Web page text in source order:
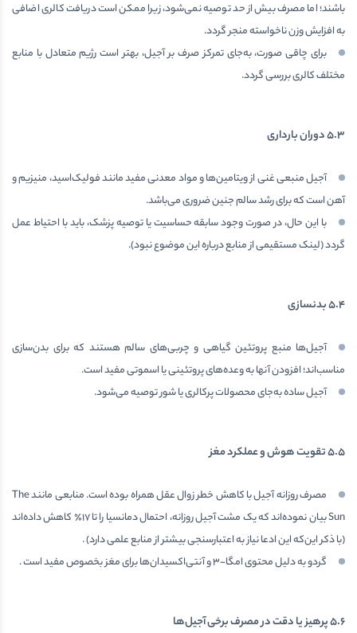
باشند؛ اما مصرف بیش از حد توصیه نمی‌شود، زیرا ممکن است دریافت کالری اضافی
به افزایش وزن ناخواسته منجر گردد.
برای چاقی صورت، به‌جای تمرکز صرف بر آجیل، بهتر است رژیم متعادل با منابع
مختلف کالری بررسی گردد.
۵.۳دوران بارداری
آجیل منبعی غنی از ویتامین‌ها و مواد معدنی مفید مانند فولیک‌اسید، منیزیم و
آهن است که برای رشد سالم جنین ضروری می‌باشد.
با این حال، در صورت وجود سابقه حساسیت یا توصیه پزشک، باید با احتیاط عمل
گردد (لینک مستقیمی از منابع درباره این موضوع نبود).
۵.۴بدنسازی
آجیل‌ها منبع پروتئین گیاهی و چربی‌های سالم هستند که برای بدن‌سازی
مناسب‌اند؛ افزودن آنها به وعده‌های پروتئینی یا اسموتی مفید است.
آجیل ساده به‌جای محصولات پرکالری یا شور توصیه می‌شود.
۵.۵تقویت هوش و عملکرد مغز
مصرف روزانه آجیل با کاهش خطر زوال عقل همراه بوده است. منابعی مانند The
Sun بیان نموده‌اند که یک مشت آجیل روزانه، احتمال دمانسیا را تا ۱۷٪ کاهش داده‌اند
(با ذکر این‌که این ادعا نیاز به اعتبارسنجی بیشتر از منابع علمی دارد) .
گردو به دلیل محتوی امگا-۳ و آنتی‌اکسیدان‌ها برای مغز بخصوص مفید است .
۵.۶پرهیز یا دقت در مصرف برخی آجیل‌ها